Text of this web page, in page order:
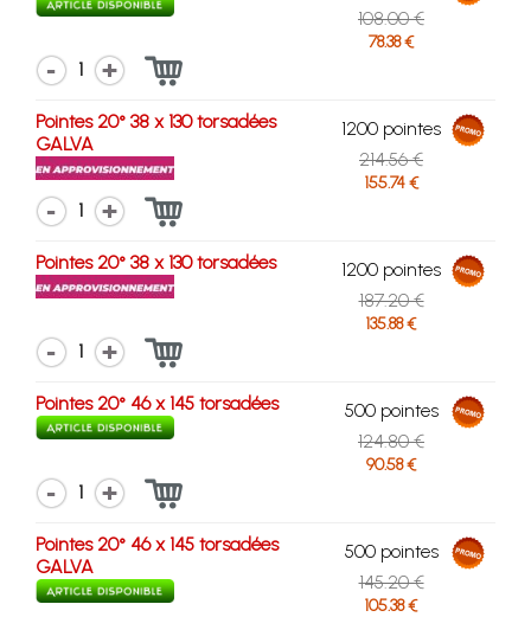
108.00 €
78.38 €
1
Pointes 20° 38 x 130 torsadées
GALVA
1200 pointes
214.56 €
155.74 €
1
Pointes 20° 38 x 130 torsadées
1200 pointes
187.20 €
135.88 €
1
Pointes 20° 46 x 145 torsadées
500 pointes
124.80 €
90.58 €
1
Pointes 20° 46 x 145 torsadées
GALVA
500 pointes
145.20 €
105.38 €